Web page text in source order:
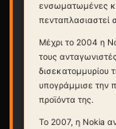
ενσωματωμένες
πενταπλασιαστεί
Μέχρι το 2004 η
τους
δισεκατομμυρίου
υπογράμμισε την
προϊόντα της.
Το 2007, η Nokia